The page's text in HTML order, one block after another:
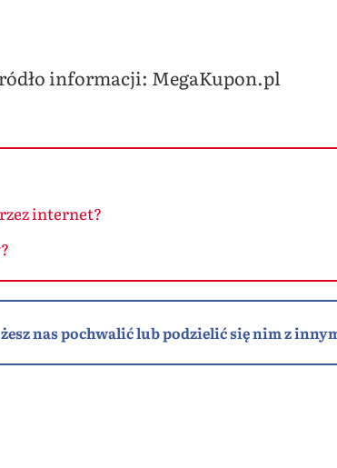
informacji: MegaKupon.pl
internet?
nas pochwalić lub podzielić się nim z